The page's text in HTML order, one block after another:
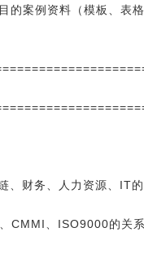
的案例资料（模板、
、财务、人力资源、IT的
CMMI、ISO9000的关系